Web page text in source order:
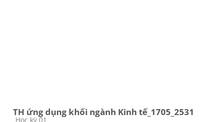
TH ứng dụng khối ngành Kinh tế_1705_2531
Course category
Học kỳ 01